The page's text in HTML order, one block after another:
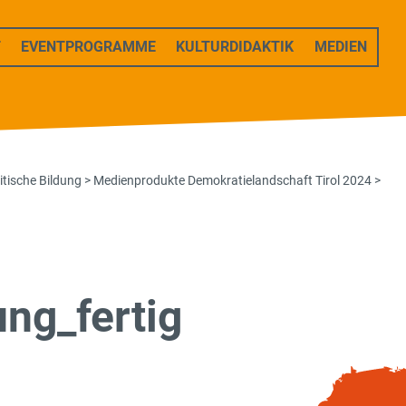
EVENTPROGRAMME KULTURDIDAKTIK MEDIEN
Bildung > Medienprodukte Demokratielandschaft Tirol 2024 >